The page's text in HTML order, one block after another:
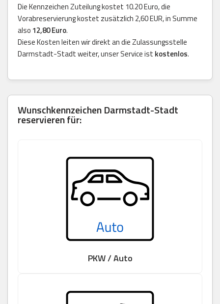
Die Kennzeichen Zuteilung kostet 10.20 Euro, die
Vorabreservierung kostet zusätzlich 2,60 EUR, in Summe
also 12,80 Euro.
Diese Kosten leiten wir direkt an die Zulassungsstelle
Darmstadt-Stadt weiter, unser Service ist kostenlos.
Wunschkennzeichen Darmstadt-Stadt
reservieren für:
PKW / Auto